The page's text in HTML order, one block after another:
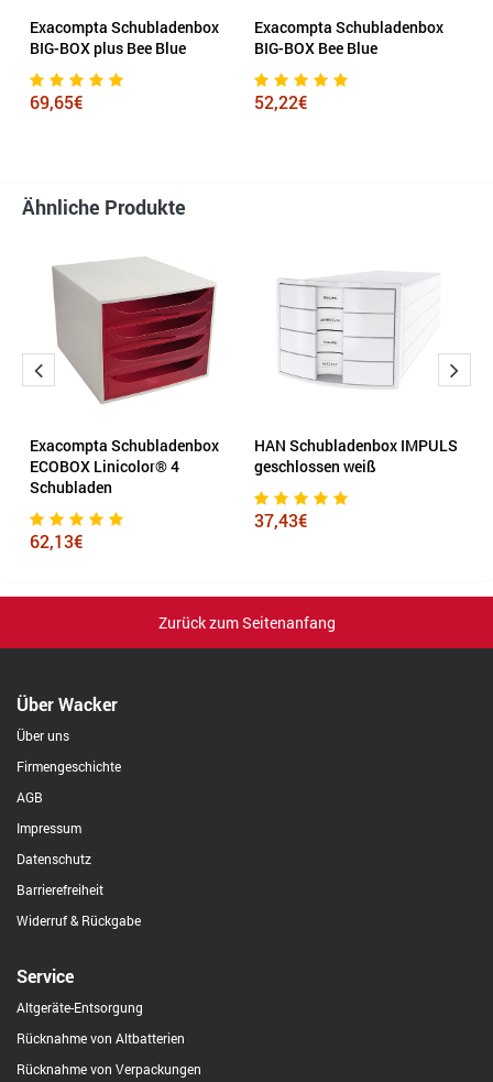
Exacompta Schubladenbox
BIG-BOX plus Bee Blue
69,65€
Exacompta Schubladenbox
BIG-BOX Bee Blue
52,22€
Ähnliche Produkte
Exacompta Schubladenbox
ECOBOX Linicolor® 4
Schubladen
62,13€
HAN Schubladenbox IMPULS
geschlossen weiß
37,43€
Zurück zum Seitenanfang
Über Wacker
Über uns
Firmengeschichte
AGB
Impressum
Datenschutz
Barrierefreiheit
Widerruf & Rückgabe
Service
Altgeräte-Entsorgung
Rücknahme von Altbatterien
Rücknahme von Verpackungen